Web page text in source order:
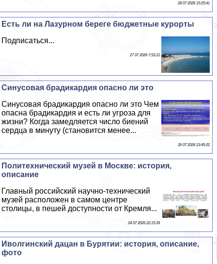
28 07 2026 15:25:41
Есть ли на Лазурном береге бюджетные курорты
Подписаться...
27 07 2026 7:53:12
Синусовая брадикардия опасно ли это
Синусовая брадикардия опасно ли это Чем
опасна брадикардия и есть ли угроза для
жизни? Когда замедляется число биений
сердца в минуту (становится менее...
26 07 2026 23:45:22
Политехнический музей в Москве: история,
описание
Главный российский научно-технический
музей расположен в самом центре
столицы, в пешей доступности от Кремля...
24 07 2026 22:15:39
Иволгинский дацан в Бурятии: история, описание,
фото